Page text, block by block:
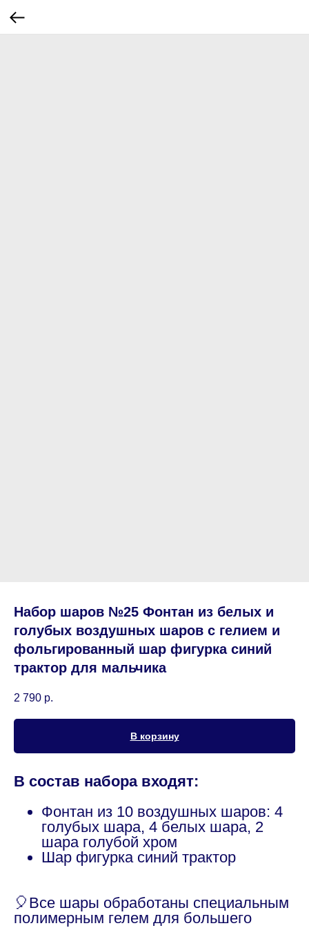
Набор шаров №25 Фонтан из белых и
голубых воздушных шаров с гелием и
фольгированный шар фигурка синий
трактор для мальчика
2 790 р.
В корзину
В состав набора входят:
Фонтан из 10 воздушных шаров: 4
голубых шара, 4 белых шара, 2
шара голубой хром
Шар фигурка синий трактор
🎈Все шары обработаны специальным
полимерным гелем для большего